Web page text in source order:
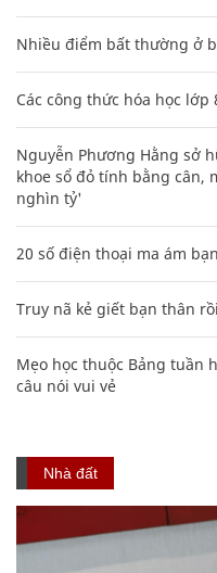
Nhiều điểm bất thường ở
Các công thức hóa học
Nguyễn Phương Hằng sở
khoe sổ đỏ tính bằng cân,
nghìn tỷ'
20 số điện thoại ma ám
Truy nã kẻ giết bạn thân
Mẹo học thuộc Bảng tuần
câu nói vui vẻ
Nhà đất